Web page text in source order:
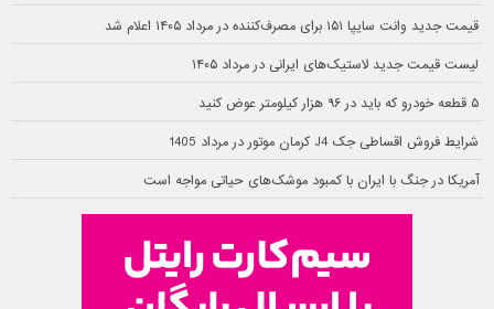
قیمت جدید وانت سایپا ۱۵۱ برای مصرف‌کننده در مرداد ۱۴۰۵ اعلام شد
لیست قیمت جدید لاستیک‌های ایرانی در مرداد ۱۴۰۵
۵ قطعه خودرو که باید در ۹۶ هزار کیلومتر عوض کنید
شرایط فروش اقساطی جک J4 کرمان موتور در مرداد 1405
آمریکا در جنگ با ایران با کمبود موشک‌های حیاتی مواجه است